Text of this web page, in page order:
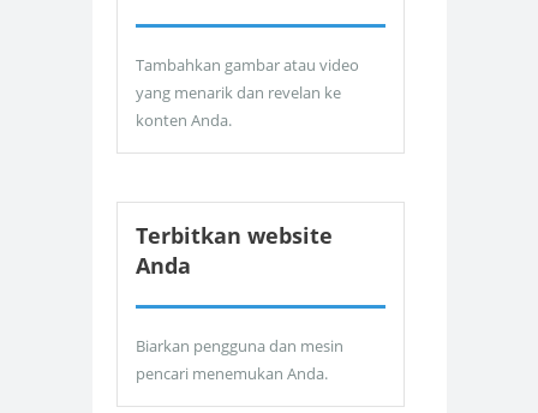
Tambahkan gambar atau video
yang menarik dan revelan ke
konten Anda.
Terbitkan website
Anda
Biarkan pengguna dan mesin
pencari menemukan Anda.